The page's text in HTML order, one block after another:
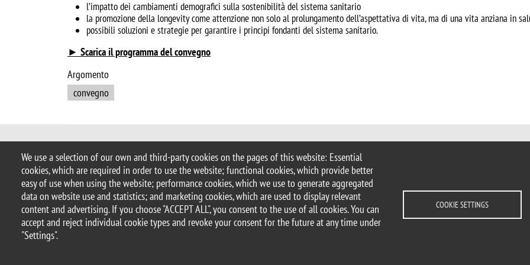
We use a selection of our own and third-party cookies on the pages of this website: Essential
cookies, which are required in order to use the website; functional cookies, which provide better
easy of use when using the website; performance cookies, which we use to generate aggregated
data on website use and statistics; and marketing cookies, which are used to display relevant
content and advertising. If you choose "ACCEPT ALL", you consent to the use of all cookies. You can
accept and reject individual cookie types and revoke your consent for the future at any time under
"Settings".
COOKIE SETTINGS
l’impatto dei cambiamenti demografici sulla sostenibilità del sistema sanitario
la promozione della longevity come attenzione non solo al prolungamento dell’aspettativa di vita, ma di una vita anziana in
possibili soluzioni e strategie per garantire i principi fondanti del sistema sanitario.
► Scarica il programma del convegno
Argomento
convegno
© 2025 University of Milano-Bicocca
Piazza dell'Ateneo Nuovo, 1 - 20126, Milan
PEC address:ateneo.bicocca@pec.unimib.it
P.I. 12621570154 |redazioneweb@unimib.it
Legal Privacy and cookie policy Transparency Accessibility statement
Accessibility